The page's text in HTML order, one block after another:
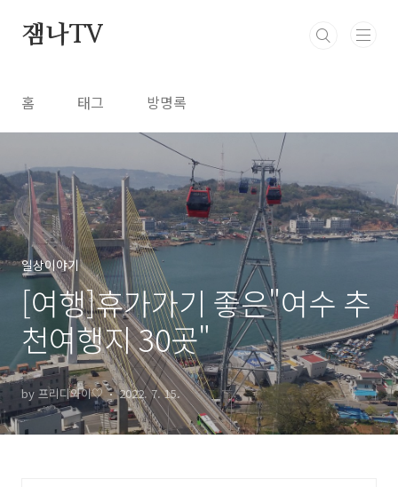
잼나TV
홈 태그 방명록
일상이야기
[여행]휴가가기 좋은"여수 추
천여행지 30곳"
by 프리디와이♡ 2022. 7. 15.